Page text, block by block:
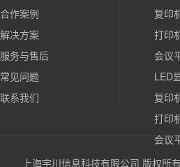
合作案例
解决方案
服务与售后
常见问题
联系我们
复印
打印
会议
LED
复印
打印
会议
上海宇川信息科技有限公司 版权所